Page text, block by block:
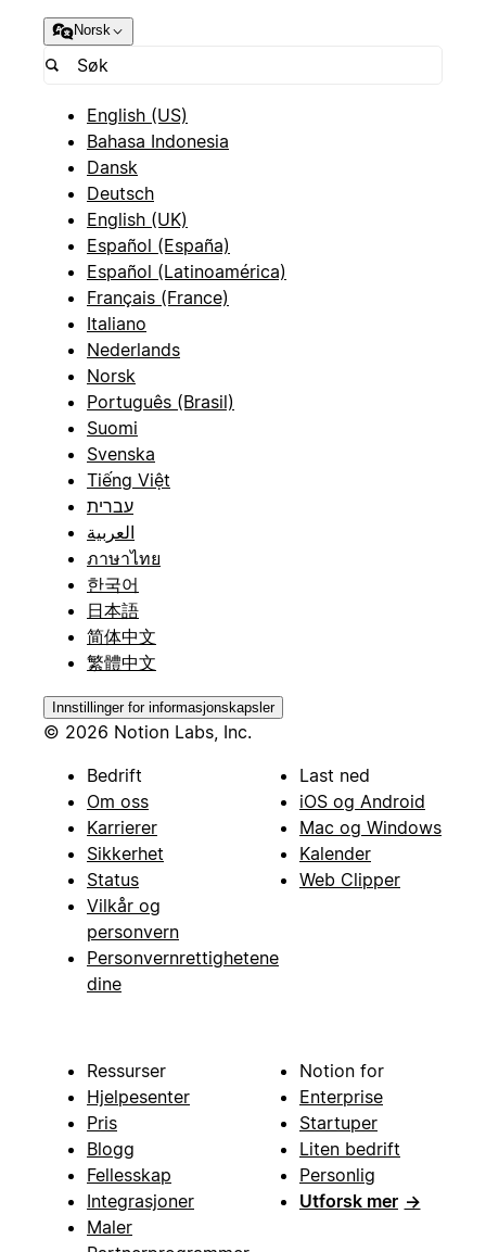
Norsk
English (US)
Bahasa Indonesia
Dansk
Deutsch
English (UK)
Español (España)
Español (Latinoamérica)
Français (France)
Italiano
Nederlands
Norsk
Português (Brasil)
Suomi
Svenska
Tiếng Việt
עברית
العربية
ภาษาไทย
한국어
日本語
简体中文
繁體中文
Innstillinger for informasjonskapsler
© 2026 Notion Labs, Inc.
Bedrift
Om oss
Karrierer
Sikkerhet
Status
Vilkår og
personvern
Personvernrettighetene
dine
Last ned
iOS og Android
Mac og Windows
Kalender
Web Clipper
Ressurser
Hjelpesenter
Pris
Blogg
Fellesskap
Integrasjoner
Maler
Notion for
Enterprise
Startuper
Liten bedrift
Personlig
Utforsk mer →